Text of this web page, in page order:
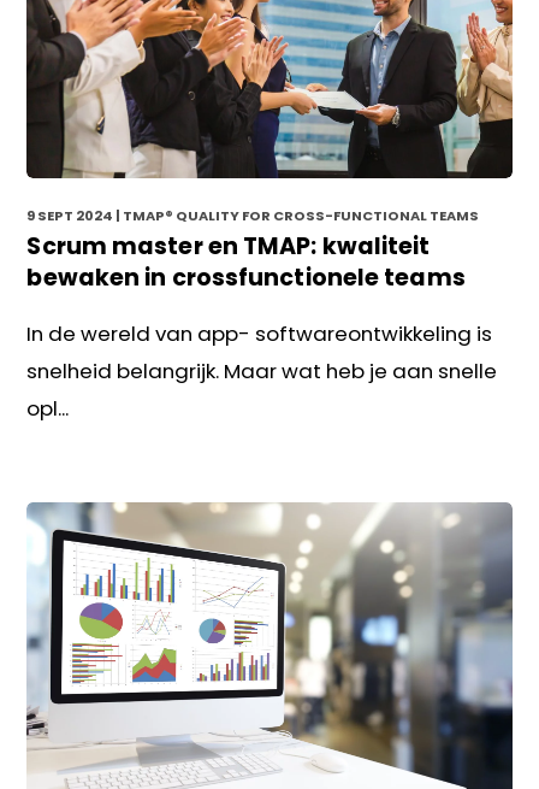
9 SEPT 2024 | TMAP® QUALITY FOR CROSS-FUNCTIONAL TEAMS
Scrum master en TMAP: kwaliteit
bewaken in crossfunctionele teams
In de wereld van app- softwareontwikkeling is
snelheid belangrijk. Maar wat heb je aan snelle
opl...